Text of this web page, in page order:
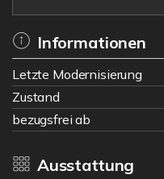
Informationen
Letzte Modernisierung
Zustand
bezugsfrei ab
Ausstattung